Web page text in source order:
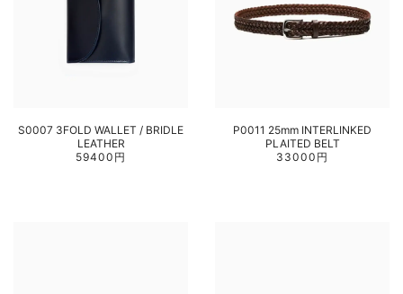
S0007 3FOLD WALLET / BRIDLE
LEATHER
59400円
P0011 25mm INTERLINKED
PLAITED BELT
33000円